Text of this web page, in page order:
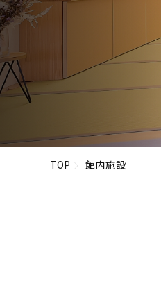
TOP 館内施設